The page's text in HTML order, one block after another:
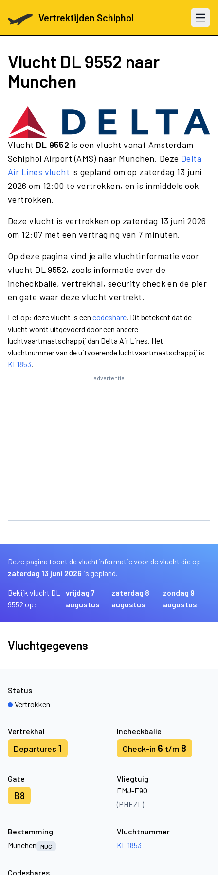
Vertrektijden Schiphol Open
Vlucht DL 9552 naar
Munchen
Vlucht DL 9552 is een vlucht vanaf Amsterdam
Schiphol Airport (AMS) naar Munchen. Deze Delta
Air Lines vlucht is gepland om op zaterdag 13 juni
2026 om 12:00 te vertrekken, en is inmiddels ook
vertrokken.
Deze vlucht is vertrokken op zaterdag 13 juni 2026
om 12:07 met een vertraging van 7 minuten.
Op deze pagina vind je alle vluchtinformatie voor
vlucht DL 9552, zoals informatie over de
incheckbalie, vertrekhal, security check en de pier
en gate waar deze vlucht vertrekt.
Let op: deze vlucht is een codeshare. Dit betekent dat de
vlucht wordt uitgevoerd door een andere
luchtvaartmaatschappij dan Delta Air Lines. Het
vluchtnummer van de uitvoerende luchtvaartmaatschappij is
KL1853.
advertentie
Deze pagina toont de vluchtinformatie voor de vlucht die op
zaterdag 13 juni 2026 is gepland.
Bekijk vlucht DL
9552 op:
vrijdag 7
augustus
zaterdag 8
augustus
zondag 9
augustus
Vluchtgegevens
Vertrekhal
Departures 1
Incheckbalie
Check-in 6 t/m 8
Gate
B8
Vliegtuig
EMJ-E90
(PHEZL)
Status
Vertrokken
Bestemming
Munchen
MUC
Vluchtnummer
KL 1853
Codeshares